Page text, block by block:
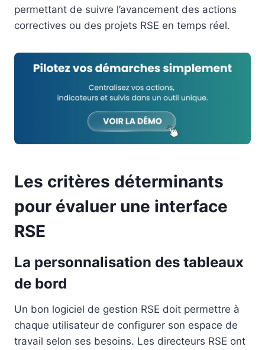
permettant de suivre l’avancement des actions
correctives ou des projets RSE en temps réel.
Les critères déterminants
pour évaluer une interface
RSE
La personnalisation des tableaux
de bord
Un bon logiciel de gestion RSE doit permettre à
chaque utilisateur de configurer son espace de
travail selon ses besoins. Les directeurs RSE ont